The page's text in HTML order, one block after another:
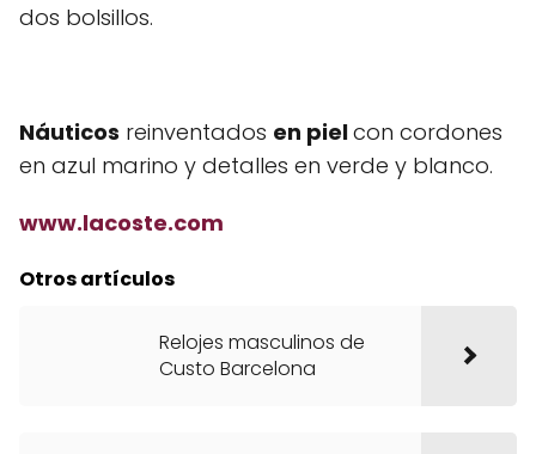
dos bolsillos.
Náuticos reinventados en pielcon cordones
en azul marino y detalles en verde y blanco.
www.lacoste.com
Otros artículos
Relojes masculinos de
Custo Barcelona